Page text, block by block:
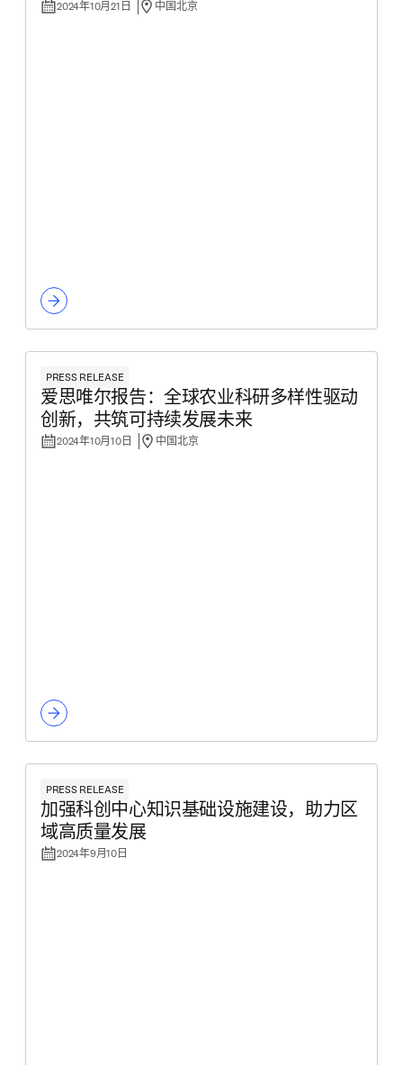
2024年10月21日 中国北京
PRESS RELEASE
爱思唯尔报告：全球农业科研多样性驱动
创新，共筑可持续发展未来
2024年10月10日 中国北京
PRESS RELEASE
加强科创中心知识基础设施建设，助力区
域高质量发展
2024年9月10日